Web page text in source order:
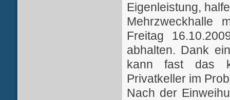
Eigenleistung,
Mehrzweckhalle
Freitag
abhalten. Dank
kann fast das
Privatkeller im
Nach der